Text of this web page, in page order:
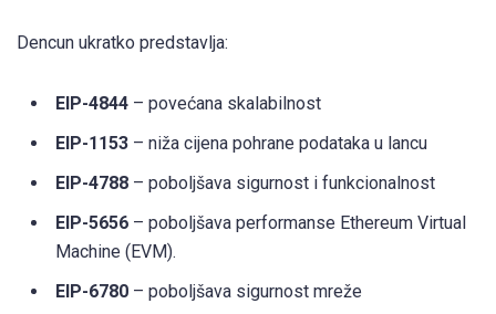
Dencun ukratko predstavlja:
EIP-4844 – povećana skalabilnost
EIP-1153 – niža cijena pohrane podataka u lancu
EIP-4788 – poboljšava sigurnost i funkcionalnost
EIP-5656 – poboljšava performanse Ethereum Virtual
Machine (EVM).
EIP-6780 – poboljšava sigurnost mreže